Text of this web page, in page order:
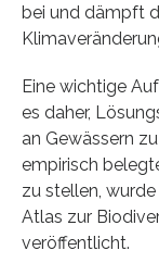
bei und dämpft
Eine wichtige
es daher,
an Gewässern
empirisch
zu stellen,
Atlas zur
veröffentlicht.